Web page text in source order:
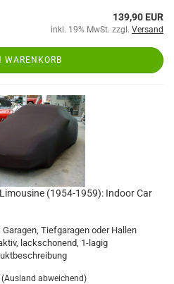
139,90 EUR
inkl. 19% MwSt. zzgl. Versand
WARENKORB
(1954-1959): Indoor Car
Tiefgaragen oder Hallen
lackschonend, 1-lagig
(Ausland abweichend)